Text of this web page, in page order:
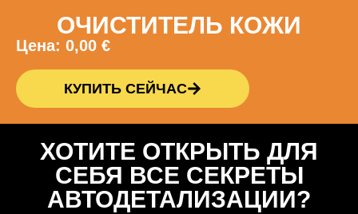
ОЧИСТИТЕЛЬ КОЖИ
Цена: 0,00 €
КУПИТЬ СЕЙЧАС
ХОТИТЕ ОТКРЫТЬ ДЛЯ
СЕБЯ ВСЕ СЕКРЕТЫ
АВТОДЕТАЛИЗАЦИИ?